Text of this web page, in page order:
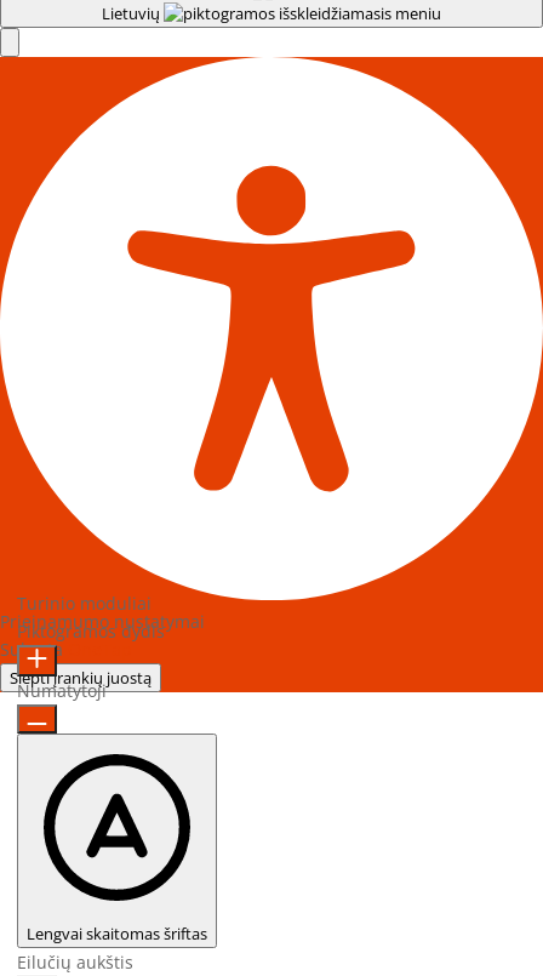
Lietuvių
Prieinamumo nustatymai
Sukurta
Slėpti įrankių juostą
Turinio moduliai
Piktogramos dydis
Numatytoji
Lengvai skaitomas šriftas
Eilučių aukštis